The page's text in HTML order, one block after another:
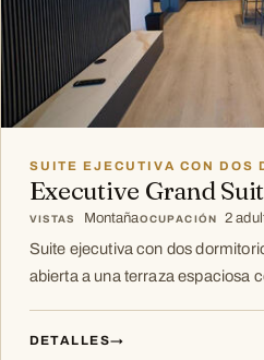
SUITE EJECUTIVA CON DOS
Executive Grand
VISTAS MontañaOCUPACIÓN 2
Suite ejecutiva con dos
abierta a una terraza espaciosa
DETALLES→